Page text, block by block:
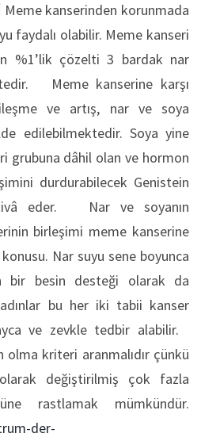
Meme kanserinden korunmada
faydalı olabilir. Meme kanseri
%1’lik çözelti 3 bardak nar
Meme kanserine karşı
ve artış, nar ve soya
edilebilmektedir. Soya yine
grubuna dâhil olan ve hormon
durdurabilecek Genistein
eder. Nar ve soyanın
birleşimi meme kanserine
Nar suyu sene boyunca
bir besin desteği olarak da
bu her iki tabii kanser
ve zevkle tedbir alabilir.
olma kriteri aranmalıdır çünkü
değiştirilmiş çok fazla
rastlamak mümkündür.
der-